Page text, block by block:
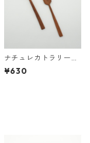
ナチュレカトラリー
デザートスプーン・フ
ォーク
¥630